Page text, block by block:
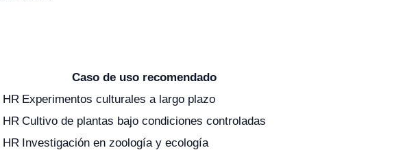
Caso de uso recomendado
HR Experimentos culturales a largo plazo
HR Cultivo de plantas bajo condiciones controladas
HR Investigación en zoología y ecología